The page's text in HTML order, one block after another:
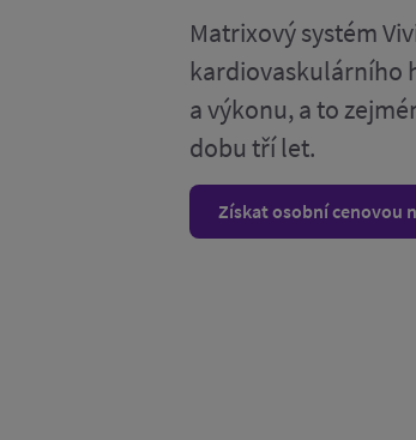
Matrixový systém
kardiovaskulárního
a výkonu, a to
dobu tří let.
Získat osobní cenovou